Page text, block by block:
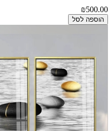
₪500.00
הוספה לסל